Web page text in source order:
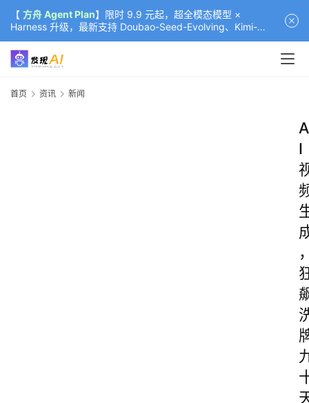
【 方舟 Agent Plan】限时 9.9 元起，超全模态模型 ×
Harness 升级，最新支持 Doubao-Seed-Evolving、Kimi-
K3（部分）、GLM-5.2
首页 资讯 新闻
A
I